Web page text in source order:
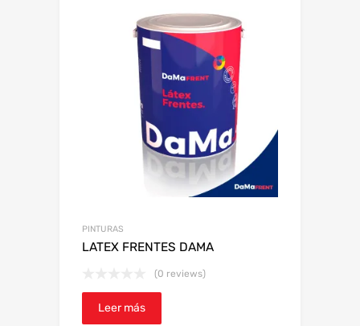
PINTURAS
LATEX FRENTES DAMA
(0 reviews)
Leer más